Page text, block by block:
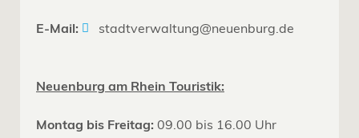
E-Mail: stadtverwaltung@neuenburg.de
Neuenburg am Rhein Touristik:
Montag bis Freitag: 09.00 bis 16.00 Uhr